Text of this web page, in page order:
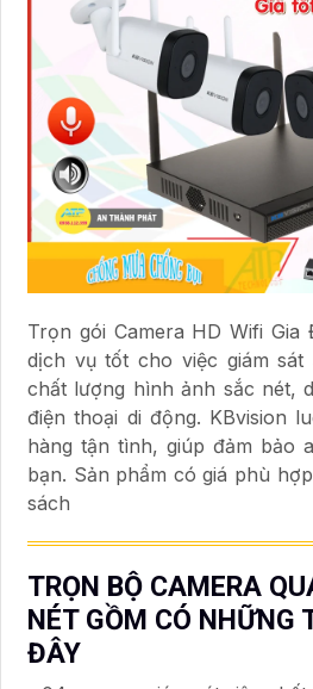
Trọn gói Camera HD Wifi Gia
dịch vụ tốt cho việc giám sát
chất lượng hình ảnh sắc nét,
điện thoại di động. KBvision
hàng tận tình, giúp đảm bảo
bạn. Sản phẩm có giá phù
sách
TRỌN BỘ CAMERA
NÉT GỒM CÓ NHỮNG
ĐÂY